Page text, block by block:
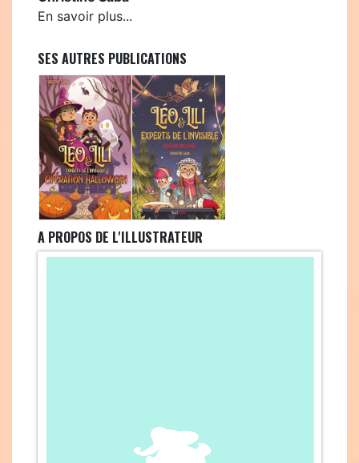
En savoir plus...
SES AUTRES PUBLICATIONS
A PROPOS DE L'ILLUSTRATEUR